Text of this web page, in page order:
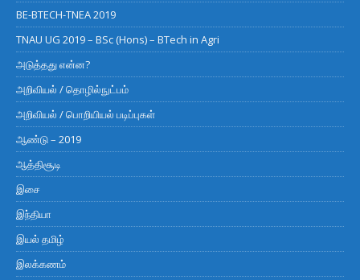
BE-BTECH-TNEA 2019
TNAU UG 2019 – BSc (Hons) – BTech in Agri
அடுத்தது என்ன?
அறிவியல் / தொழில்நுட்பம்
அறிவியல் / பொறியியல் படிப்புகள்
ஆண்டு – 2019
ஆத்திசூடி
இசை
இந்தியா
இயல் தமிழ்
இலக்கணம்